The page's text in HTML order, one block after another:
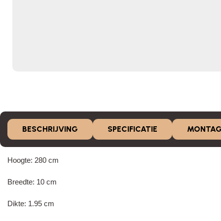
BESCHRIJVING SPECIFICATIE
Hoogte: 280 cm
Breedte: 10 cm
Dikte: 1.95 cm